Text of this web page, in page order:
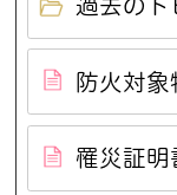
過去のト
防火対
罹災証明